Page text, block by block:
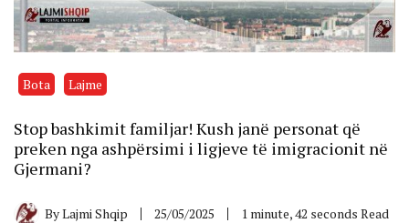
Bota Lajme
Stop bashkimit familjar! Kush janë personat që
preken nga ashpërsimi i ligjeve të imigracionit në
Gjermani?
ByLajmi Shqip 25/05/2025 1 minute, 42 seconds Read